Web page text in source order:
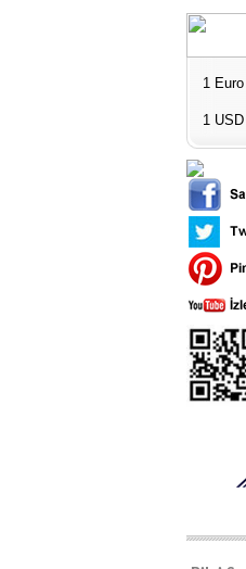
1 Euro
1 USD